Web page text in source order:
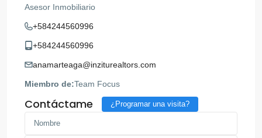
Asesor Inmobiliario
+584244560996
+584244560996
anamarteaga@inziturealtors.com
Miembro de:Team Focus
Contáctame ¿Programar una visita?